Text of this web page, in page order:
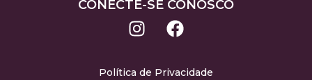
CONECTE-SE CONOSCO
Política de Privacidade